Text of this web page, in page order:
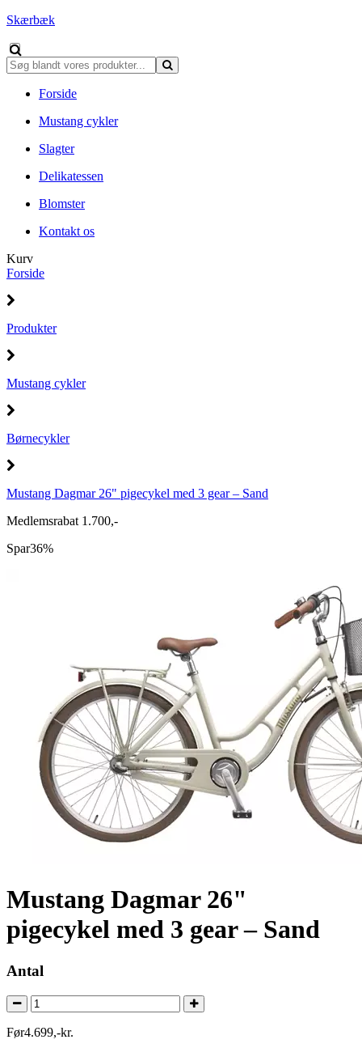
Skærbæk
Forside
Mustang cykler
Slagter
Delikatessen
Blomster
Kontakt os
Kurv
Forside
Produkter
Mustang cykler
Børnecykler
Mustang Dagmar 26" pigecykel med 3 gear – Sand
Medlemsrabat 1.700,-
Spar36%
Mustang Dagmar 26"
pigecykel med 3 gear – Sand
Antal
Før4.699,-kr.